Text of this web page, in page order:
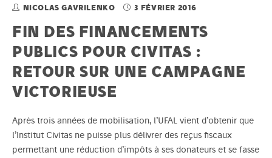
NICOLAS GAVRILENKO 3 FÉVRIER 2016
FIN DES FINANCEMENTS
PUBLICS POUR CIVITAS :
RETOUR SUR UNE CAMPAGNE
VICTORIEUSE
Après trois années de mobilisation, l’UFAL vient d’obtenir que
l’Institut Civitas ne puisse plus délivrer des reçus fiscaux
permettant une réduction d’impôts à ses donateurs et se fasse